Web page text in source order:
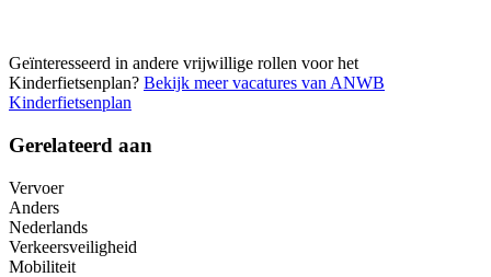
Geïnteresseerd in andere vrijwillige rollen voor het
Kinderfietsenplan? Bekijk meer vacatures van ANWB
Kinderfietsenplan
Gerelateerd aan
Vervoer
Anders
Nederlands
Verkeersveiligheid
Mobiliteit